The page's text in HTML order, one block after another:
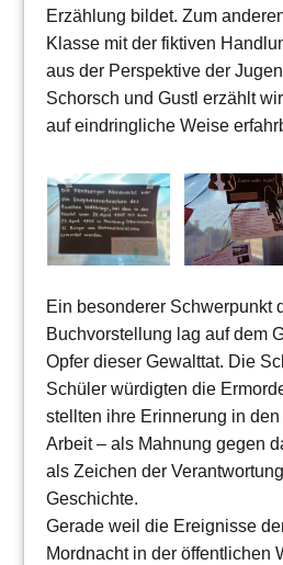
Erzählung bildet. Zum
Klasse mit der fiktiven
aus der Perspektive der
Schorsch und Gustl erzählt
auf eindringliche Weise
Ein besonderer Schwerpunkt
Buchvorstellung lag auf dem
Opfer dieser Gewalttat. Die
Schüler würdigten die
stellten ihre Erinnerung in
Arbeit – als Mahnung gegen
als Zeichen der
Geschichte.
Gerade weil die Ereignisse
Mordnacht in der öffentlichen